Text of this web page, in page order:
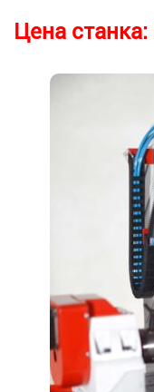
Цена станка: